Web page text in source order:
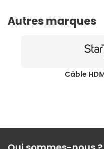
Autres marques
Câble